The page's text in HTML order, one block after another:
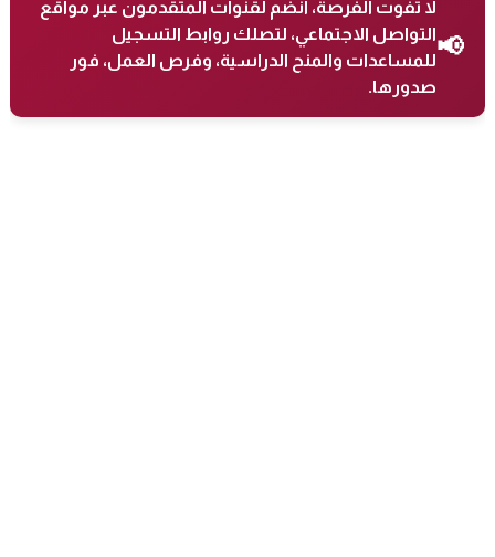
📢
لا تفوت الفرصة، انضم لقنوات المتقدمون عبر مواقع
التواصل الاجتماعي، لتصلك روابط التسجيل
للمساعدات والمنح الدراسية، وفرص العمل، فور
صدورها.